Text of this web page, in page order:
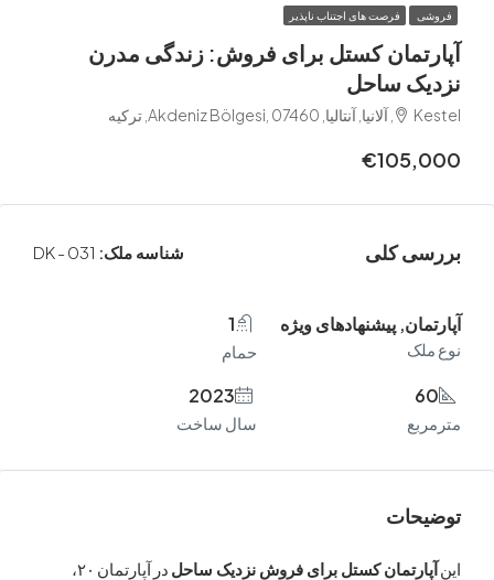
فرصت های اجتناب ناپذیر
کستل برای فروش: زندگی مدرن
ساحل
کلی شناسه ملک:DK - 031
پیشنهادهای ویژه 1
سال ساخت
کستل برای فروش نزدیک ساحل
در آپارتمان ۲۰،